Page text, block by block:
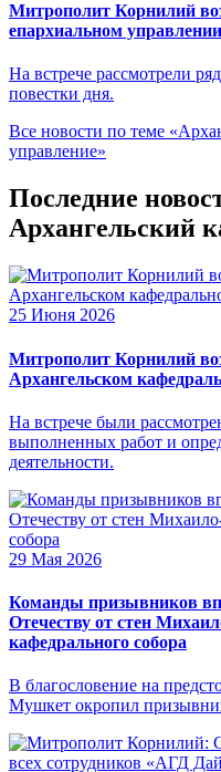
Митрополит Корнилий
епархиальном управлении
На встрече рассмотрели
повестки дня.
Все новости по теме
управление»
Последние
Архангельский
25 Июня 2026
Митрополит Корнилий
Архангельском
На встрече были
выполненных работ и
деятельности.
29 Мая 2026
Команды призывников
Отечеству от стен
кафедрального собора
В благословение на
Мушкет окропил